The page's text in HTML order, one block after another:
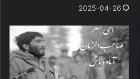
2025-04-26